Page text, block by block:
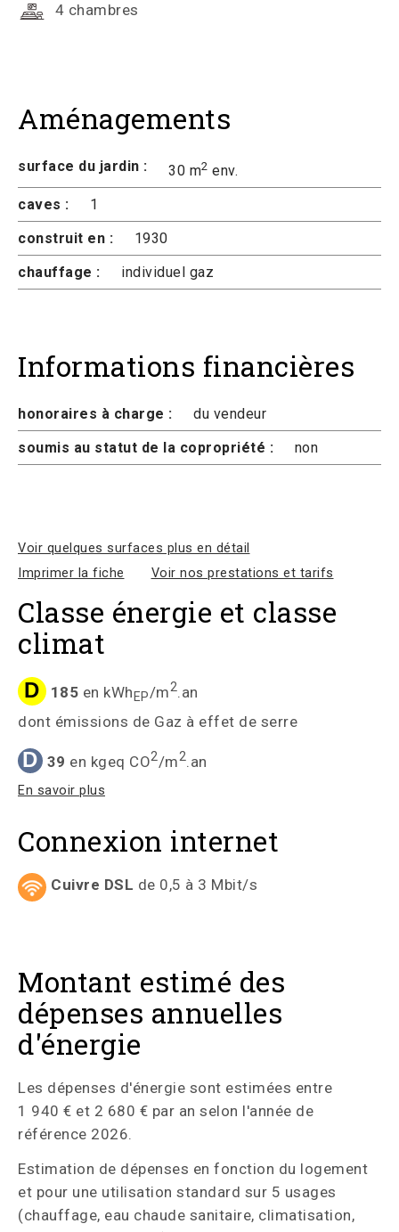
4 chambres
Aménagements
surface du jardin : 30 m2 env.
caves :
1
construit en :
1930
chauffage :
individuel gaz
Informations financières
honoraires à charge :
du vendeur
soumis au statut de la copropriété :
non
Voir quelques surfaces plus en détail
Imprimer la fiche
Voir nos prestations et tarifs
Classe énergie et classe
climat
D 185 en kWh EP/m2.an
dont émissions de Gaz à effet de serre
D 39 en kgeq CO2/m2.an
En savoir plus
Connexion internet
Cuivre DSL de 0,5 à 3 Mbit/s
Montant estimé des
dépenses annuelles
d'énergie
Les dépenses d'énergie sont estimées entre
1 940 € et 2 680 € par an selon l'année de
référence 2026.
Estimation de dépenses en fonction du logement
et pour une utilisation standard sur 5 usages
(chauffage, eau chaude sanitaire, climatisation,